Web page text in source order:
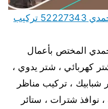
فني تركيب شتر اسطبلات الأحمدي 52227343 تركيب
المختص بأعمال
كهربائي ، شتر يدوي ،
شبابيك ، تركيب مناظر
شترات ، ستائر